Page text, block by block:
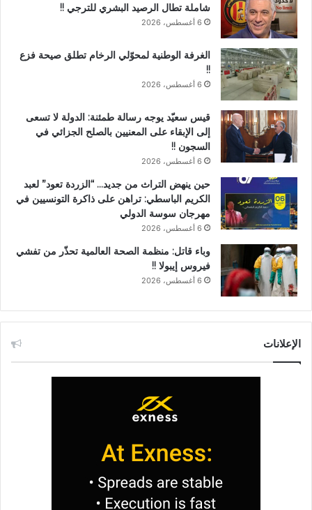
شاملة تطال الرصيد البشري للترجي !!
6 أغسطس، 2026
الغرفة الوطنية لمحوّلي الرخام تطلق صيحة فزع
!!
6 أغسطس، 2026
قيس سعيّد يوجه رسالة طمئنة: الدولة لا تسعى
إلى الإبقاء على المعنيين بالصلح الجزائي في
السجون !!
6 أغسطس، 2026
حين ينهض التراث من جديد… “الزردة تعود” لعبد
الكريم الباسطي: تراهن على ذاكرة التونسيين في
مهرجان سوسة الدولي
6 أغسطس، 2026
وباء قاتل: منظمة الصحة العالمية تحذّر من تفشي
فيروس إيبولا !!
6 أغسطس، 2026
الإعلانات